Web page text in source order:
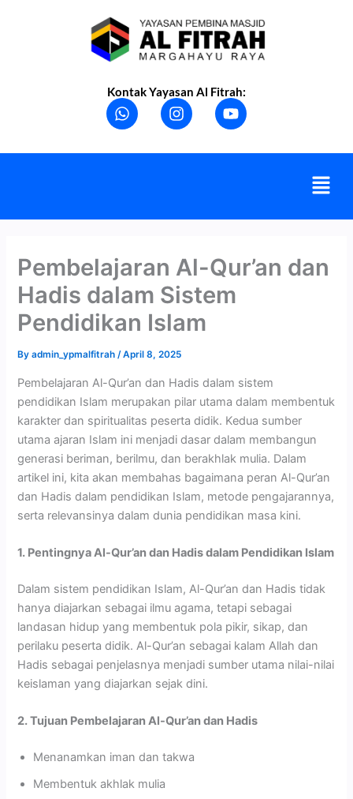
Kontak Yayasan Al Fitrah:
W
h
t
p
I
n
t
a
Y
o
t
Menu
Pembelajaran Al-Qur’an dan
Hadis dalam Sistem
Pendidikan Islam
Byadmin_ypmalfitrah/April 8, 2025
Pembelajaran Al-Qur’an dan Hadis dalam sistem
pendidikan Islam merupakan pilar utama dalam membentuk
karakter dan spiritualitas peserta didik. Kedua sumber
utama ajaran Islam ini menjadi dasar dalam membangun
generasi beriman, berilmu, dan berakhlak mulia. Dalam
artikel ini, kita akan membahas bagaimana peran Al-Qur’an
dan Hadis dalam pendidikan Islam, metode pengajarannya,
serta relevansinya dalam dunia pendidikan masa kini.
1. Pentingnya Al-Qur’an dan Hadis dalam Pendidikan Islam
Dalam sistem pendidikan Islam, Al-Qur’an dan Hadis tidak
hanya diajarkan sebagai ilmu agama, tetapi sebagai
landasan hidup yang membentuk pola pikir, sikap, dan
perilaku peserta didik. Al-Qur’an sebagai kalam Allah dan
Hadis sebagai penjelasnya menjadi sumber utama nilai-nilai
keislaman yang diajarkan sejak dini.
2. Tujuan Pembelajaran Al-Qur’an dan Hadis
Menanamkan iman dan takwa
Membentuk akhlak mulia